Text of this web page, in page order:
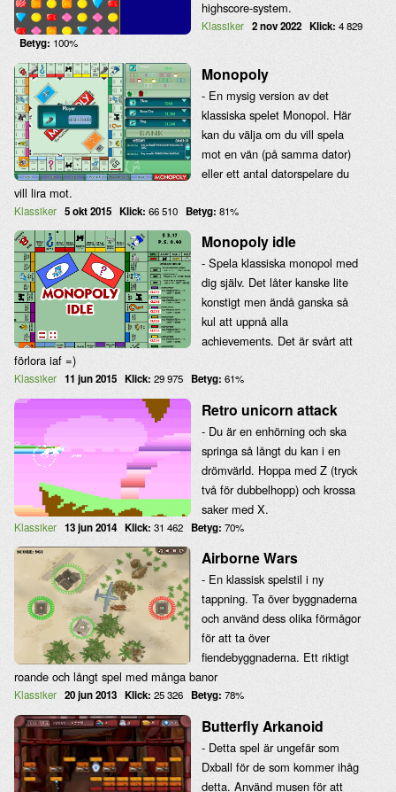
highscore-system.
Klassiker 2 nov 2022 Klick: 4 829
Betyg: 100%
Monopoly
- En mysig version av det
klassiska spelet Monopol. Här
kan du välja om du vill spela
mot en vän (på samma dator)
eller ett antal datorspelare du
vill lira mot.
Klassiker 5 okt 2015 Klick: 66 510 Betyg: 81%
Monopoly idle
- Spela klassiska monopol med
dig själv. Det låter kanske lite
konstigt men ändå ganska så
kul att uppnå alla
achievements. Det är svårt att
förlora iaf =)
Klassiker 11 jun 2015 Klick: 29 975 Betyg: 61%
Retro unicorn attack
- Du är en enhörning och ska
springa så långt du kan i en
drömvärld. Hoppa med Z (tryck
två för dubbelhopp) och krossa
saker med X.
Klassiker 13 jun 2014 Klick: 31 462 Betyg: 70%
Airborne Wars
- En klassisk spelstil i ny
tappning. Ta över byggnaderna
och använd dess olika förmågor
för att ta över
fiendebyggnaderna. Ett riktigt
roande och långt spel med många banor
Klassiker 20 jun 2013 Klick: 25 326 Betyg: 78%
Butterfly Arkanoid
- Detta spel är ungefär som
Dxball för de som kommer ihåg
detta. Använd musen för att